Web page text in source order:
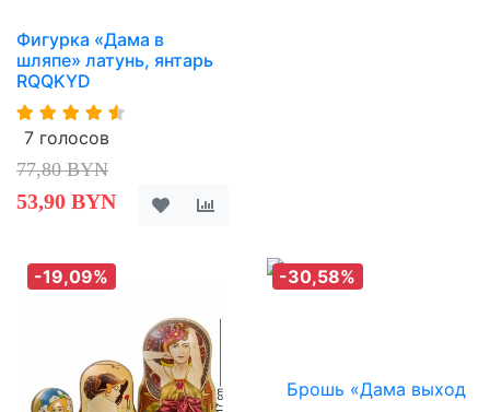
Фигурка «Дама в
шляпе» латунь, янтарь
RQQKYD
7 голосов
77,80 BYN
53,90 BYN
-19,09% -30,58%